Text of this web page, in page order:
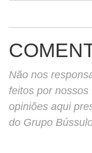
Não nos
feitos por
opiniões aqui
do Grupo